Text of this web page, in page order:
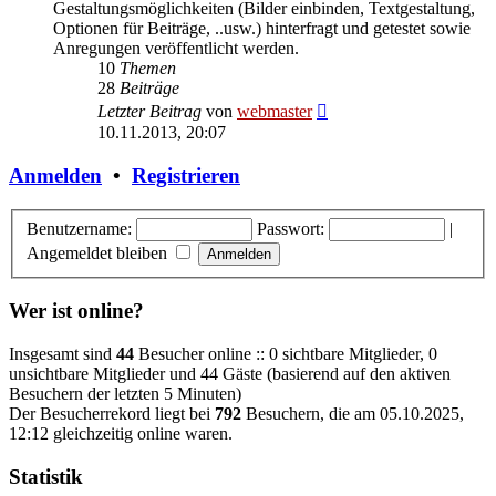
Gestaltungsmöglichkeiten (Bilder einbinden, Textgestaltung,
Optionen für Beiträge, ..usw.) hinterfragt und getestet sowie
Anregungen veröffentlicht werden.
10 Themen
28 Beiträge
Letzter Beitrag von webmaster
10.11.2013, 20:07
Anmelden • Registrieren
Benutzername: Passwort:
|
Angemeldet bleiben
Wer ist online?
Insgesamt sind 44 Besucher online :: 0 sichtbare Mitglieder, 0
unsichtbare Mitglieder und 44 Gäste (basierend auf den aktiven
Besuchern der letzten 5 Minuten)
Der Besucherrekord liegt bei 792 Besuchern, die am 05.10.2025,
12:12 gleichzeitig online waren.
Statistik